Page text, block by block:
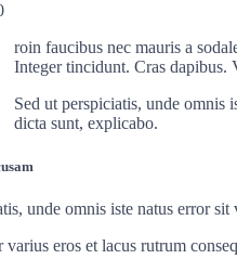
roin faucibus nec mauris a
Integer tincidunt. Cras dapibus.
Sed ut perspiciatis, unde omnis
dicta sunt, explicabo.
unde omnis iste natus error
varius eros et lacus rutrum